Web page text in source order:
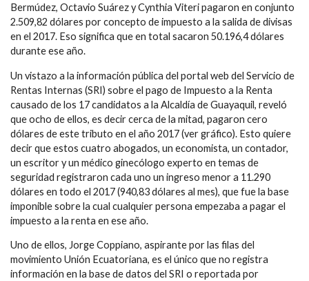
Bermúdez, Octavio Suárez y Cynthia Viteri pagaron en conjunto
2.509,82 dólares por concepto de impuesto a la salida de divisas
en el 2017. Eso significa que en total sacaron 50.196,4 dólares
durante ese año.
Un vistazo a la información pública del portal web del Servicio de
Rentas Internas (SRI) sobre el pago de Impuesto a la Renta
causado de los 17 candidatos a la Alcaldía de Guayaquil, reveló
que ocho de ellos, es decir cerca de la mitad, pagaron cero
dólares de este tributo en el año 2017 (ver gráfico). Esto quiere
decir que estos cuatro abogados, un economista, un contador,
un escritor y un médico ginecólogo experto en temas de
seguridad registraron cada uno un ingreso menor a 11.290
dólares en todo el 2017 (940,83 dólares al mes), que fue la base
imponible sobre la cual cualquier persona empezaba a pagar el
impuesto a la renta en ese año.
Uno de ellos, Jorge Coppiano, aspirante por las filas del
movimiento Unión Ecuatoriana, es el único que no registra
información en la base de datos del SRI o reportada por